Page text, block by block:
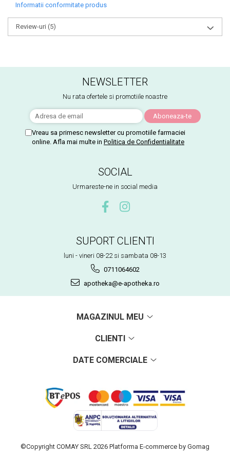
Informatii conformitate produs
Review-uri (5)
NEWSLETTER
Nu rata ofertele si promotiile noastre
Vreau sa primesc newsletter cu promotiile farmaciei
online. Afla mai multe in Politica de Confidentialitate
SOCIAL
Urmareste-ne in social media
SUPORT CLIENTI
luni - vineri 08-22 si sambata 08-13
0711064602
apotheka@e-apotheka.ro
MAGAZINUL MEU
CLIENTI
DATE COMERCIALE
©Copyright COMAY SRL 2026 Platforma E-commerce by Gomag